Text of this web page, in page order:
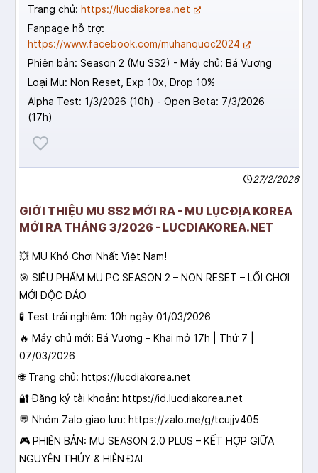
Trang chủ: https://lucdiakorea.net
Fanpage hỗ trợ:
https://www.facebook.com/muhanquoc2024
Phiên bản: Season 2 (Mu SS2) - Máy chủ: Bá Vương
Loại Mu: Non Reset, Exp 10x, Drop 10%
Alpha Test: 1/3/2026 (10h) - Open Beta: 7/3/2026
(17h)
27/2/2026
GIỚI THIỆU MU SS2 MỚI RA - MU LỤC ĐỊA KOREA
MỚI RA THÁNG 3/2026 - LUCDIAKOREA.NET
💥 MU Khó Chơi Nhất Việt Nam!
🎯 SIÊU PHẨM MU PC SEASON 2 – NON RESET – LỐI CHƠI
MỚI ĐỘC ĐÁO
🧪 Test trải nghiệm: 10h ngày 01/03/2026
🔥 Máy chủ mới: Bá Vương – Khai mở 17h | Thứ 7 |
07/03/2026
🌐 Trang chủ: https://lucdiakorea.net
🔐 Đăng ký tài khoản: https://id.lucdiakorea.net
💬 Nhóm Zalo giao lưu: https://zalo.me/g/tcujjv405
🎮 PHIÊN BẢN: MU SEASON 2.0 PLUS – KẾT HỢP GIỮA
NGUYÊN THỦY & HIỆN ĐẠI